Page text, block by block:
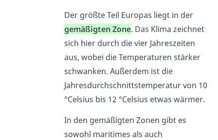
Der größte Teil Europas liegt in der
gemäßigten Zone. Das Klima zeichnet
sich hier durch die vier Jahreszeiten
aus, wobei die Temperaturen stärker
schwanken. Außerdem ist die
Jahresdurchschnittstemperatur von 10
°Celsius bis 12 °Celsius etwas wärmer.
In den gemäßigten Zonen gibt es
sowohl maritimes als auch